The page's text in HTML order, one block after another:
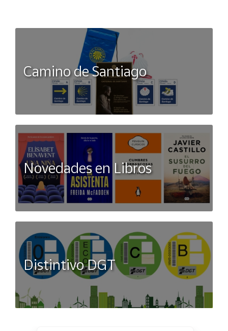
Camino de Santiago
Novedades en Libros
Distintivo DGT